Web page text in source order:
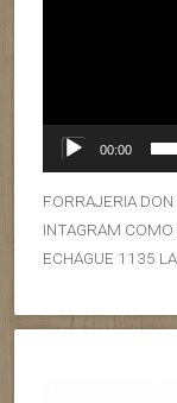
00:00
FORRAJERIA
INTAGRAM
ECHAGUE 1135